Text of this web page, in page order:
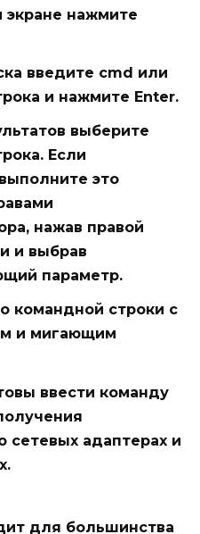
экране нажмите
введите cmd или
и нажмите Enter.
выберите
. Если
это
нажав правой
и выбрав
параметр.
командной строки с
и мигающим
ввести команду
сетевых адаптерах и
для большинства